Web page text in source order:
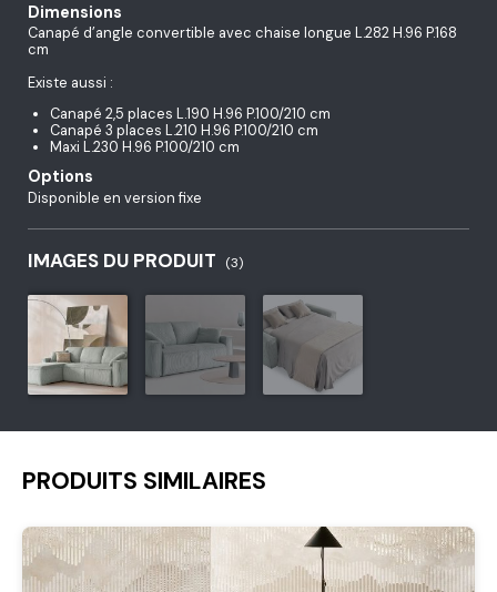
Dimensions
Canapé d’angle convertible avec chaise longue L.282 H.96 P.168
cm
Existe aussi :
Canapé 2,5 places L.190 H.96 P.100/210 cm
Canapé 3 places L.210 H.96 P.100/210 cm
Maxi L.230 H.96 P.100/210 cm
Options
Disponible en version fixe
IMAGES DU PRODUIT (3)
PRODUITS SIMILAIRES